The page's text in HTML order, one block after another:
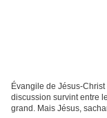
Évangile de Jésus-
discussion survint entre
grand. Mais Jésus,